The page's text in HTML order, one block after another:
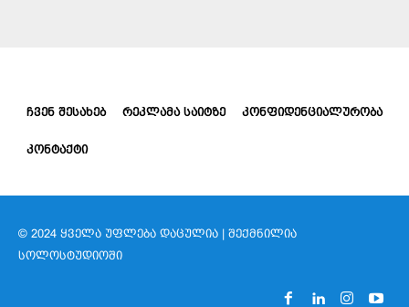
ᲩᲕᲔᲜ ᲨᲔᲡᲐᲮᲔᲑ ᲠᲔᲙᲚᲐᲛᲐ ᲡᲐᲘᲢᲖᲔ ᲙᲝᲜᲤᲘᲓᲔᲜᲪᲘᲐᲚᲣᲠᲝᲑᲐ
ᲙᲝᲜᲢᲐᲥᲢᲘ
© 2024 ᲧᲕᲔᲚᲐ ᲣᲤᲚᲔᲑᲐ ᲓᲐᲪᲣᲚᲘᲐ | ᲨᲔᲥᲛᲜᲘᲚᲘᲐ
ᲡᲝᲚᲝᲡᲢᲣᲓᲘᲝᲨᲘ